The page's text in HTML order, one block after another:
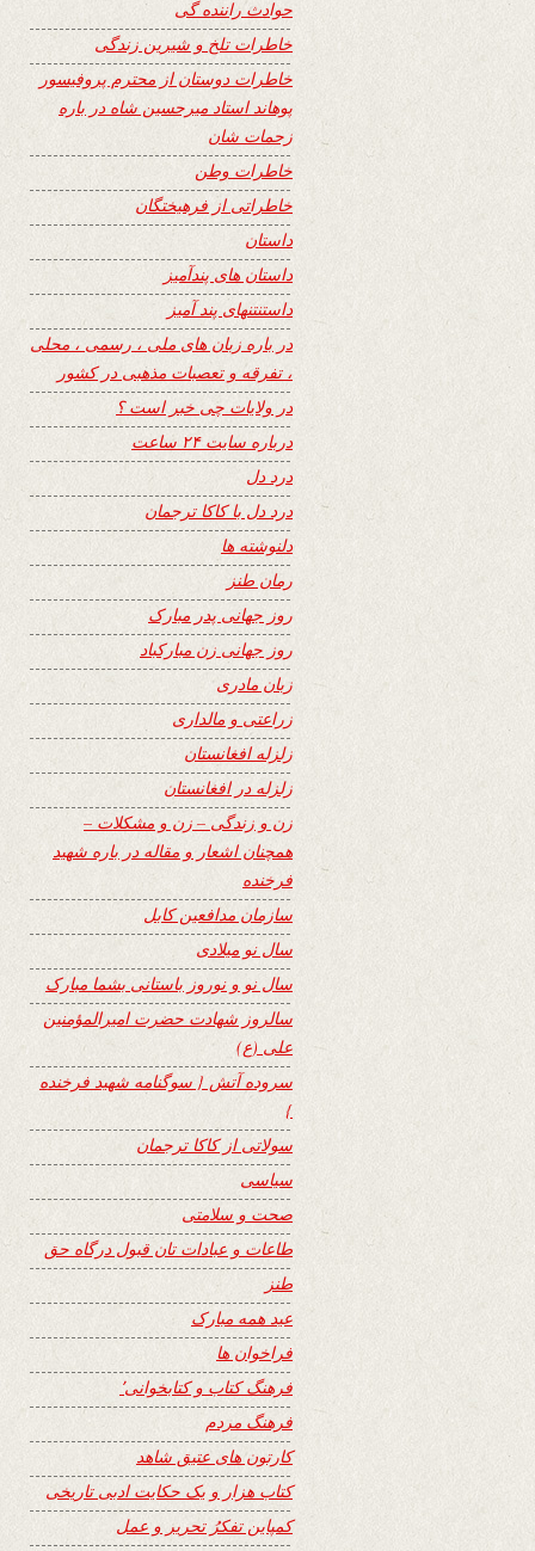
حوادث راننده گی
خاطرات تلخ و شیرین زندگی
خاطرات دوستان از محترم پروفیسور
پوهاند استاد میرحسین شاه در باره
زحمات شان
خاطرات وطن
خاطراتی از فرهیختگان
داستان
داستان های پندآمیز
داستنتنهای پند آمیز
در باره زبان های ملی ، رسمی ، محلی
، تفرقه و تعصبات مذهبی در کشور
در ولایات چی خبر است ؟
درباره سایت ۲۴ ساعت
درد دل
درد دل با کاکا ترجمان
دلنوشته ها
رمان طنز
روز جهانی پدر مبارک
روز جهانی زن مبارکباد
زبان مادری
زراعتی و مالداری
زلزله افغانستان
زلزله در افغانستان
زن و زندگی – زن و مشکلات –
همچنان اشعار و مقاله در باره شهید
فرخنده
سازمان مدافعین کابل
سال نو میلادی
سال نو و نوروز باستانی بشما مبارک
سالروز شهادت حضرت امیرالمؤمنین
علی (ع)
سروده آتش { سوگنامه شهید فرخنده
}
سولاتی از کاکا ترجمان
سیاسی
صحت و سلامتی
طاعات و عبادات تان قبول درگاه حق
طنز
عید همه مبارک
فراخوان ها
فرهنگ کتاب و کتابخوانی٬
فرهنگ مردم
کارتون های عتیق شاهد
کتاب هزار و یک حکایت ادبی تاریخی
کمپاین تفکرُ تحریر و عمل